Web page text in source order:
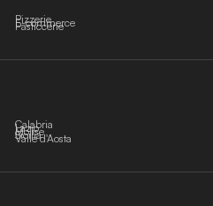
Pizzerie
E-commerce
Pasticcerie
Calabria
Lazio
Molise
Sicilia
Valle d'Aosta